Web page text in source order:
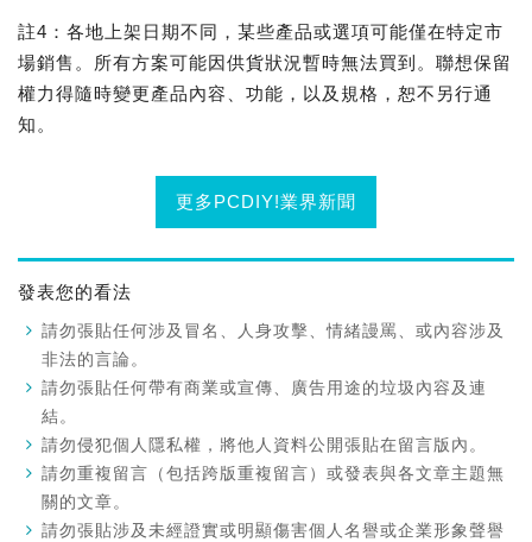
註4：各地上架日期不同，某些產品或選項可能僅在特定市
場銷售。所有方案可能因供貨狀況暫時無法買到。聯想保留
權力得隨時變更產品內容、功能，以及規格，恕不另行通
知。
更多PCDIY!業界新聞
發表您的看法
請勿張貼任何涉及冒名、人身攻擊、情緒謾罵、或內容涉及
非法的言論。
請勿張貼任何帶有商業或宣傳、廣告用途的垃圾內容及連
結。
請勿侵犯個人隱私權，將他人資料公開張貼在留言版內。
請勿重複留言（包括跨版重複留言）或發表與各文章主題無
關的文章。
請勿張貼涉及未經證實或明顯傷害個人名譽或企業形象聲譽